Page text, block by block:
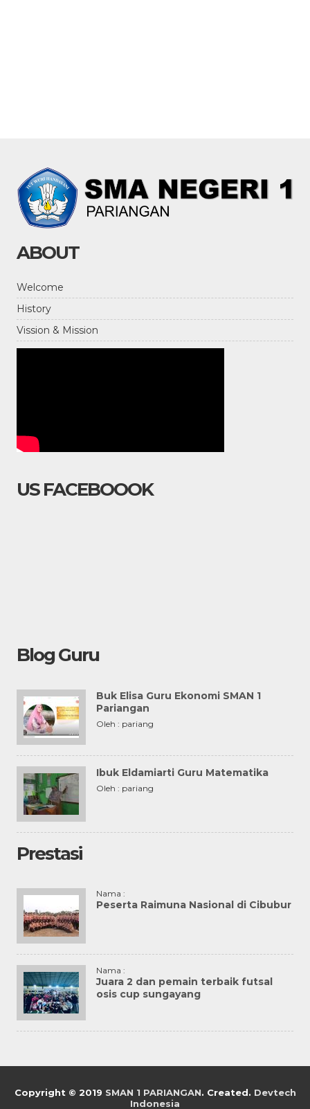
ABOUT
Welcome
History
Vission & Mission
US FACEBOOOK
Blog Guru
Buk Elisa Guru Ekonomi SMAN 1
Pariangan
Oleh : pariang
Ibuk Eldamiarti Guru Matematika
Oleh : pariang
Prestasi
Nama :
Peserta Raimuna Nasional di Cibubur
Nama :
Juara 2 dan pemain terbaik futsal
osis cup sungayang
Copyright © 2019 SMAN 1 PARIANGAN. Created. Devtech
Indonesia